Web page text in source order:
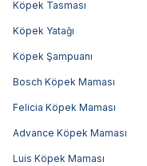
Köpek Tasması
Köpek Yatağı
Köpek Şampuanı
Bosch Köpek Maması
Felicia Köpek Maması
Advance Köpek Maması
Luis Köpek Maması